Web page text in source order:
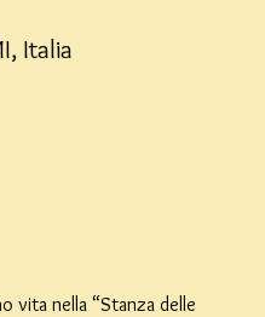
Italia
vita nella “Stanza delle